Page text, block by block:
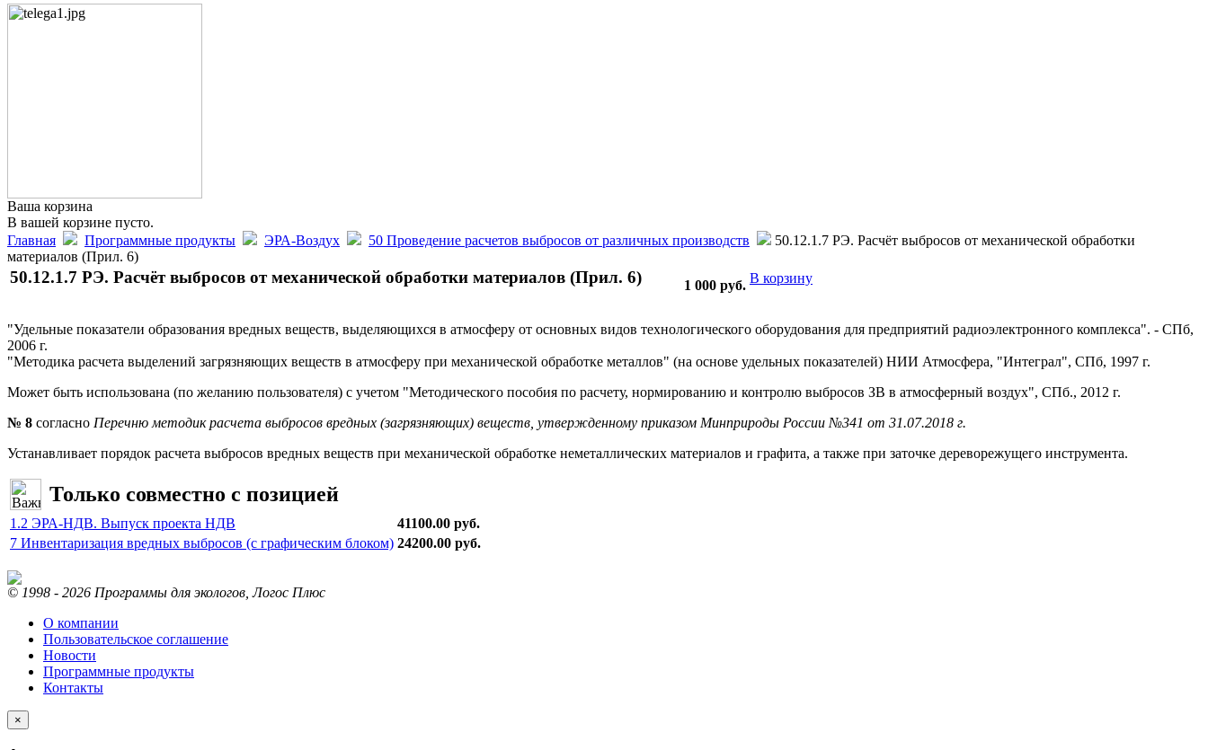
Ваша корзина
В вашей корзине пусто.
Главная
Программные продукты ЭРА-Воздух 50 Проведение расчетов выбросов от различных производств
50.12.1.7 РЭ. Расчёт выбросов от механической обработки
материалов (Прил. 6)
50.12.1.7 РЭ. Расчёт выбросов от механической обработки материалов (Прил. 6) 1 000 руб. В корзину
"Удельные показатели образования вредных веществ, выделяющихся в атмосферу от основных видов технологического оборудования для предприятий радиоэлектронного комплекса". - СПб,
2006 г.
"Методика расчета выделений загрязняющих веществ в атмосферу при механической обработке металлов" (на основе удельных показателей) НИИ Атмосфера, "Интеграл", СПб, 1997 г.
Может быть использована (по желанию пользователя) с учетом "Методического пособия по расчету, нормированию и контролю выбросов ЗВ в атмосферный воздух", СПб., 2012 г.
№ 8 согласно Перечню методик расчета выбросов вредных (загрязняющих) веществ, утвержденному приказом Минприроды России №341 от 31.07.2018 г.
Устанавливает порядок расчета выбросов вредных веществ при механической обработке неметаллических материалов и графита, а также при заточке дереворежущего инструмента.
Только совместно с позицией
1.2 ЭРА-НДВ. Выпуск проекта НДВ
41100.00 руб.
7 Инвентаризация вредных выбросов (с графическим блоком) 24200.00 руб.
© 1998 - 2026 Программы для экологов, Логос Плюс
О компании
Пользовательское соглашение
Новости
Программные продукты
Контакты
×